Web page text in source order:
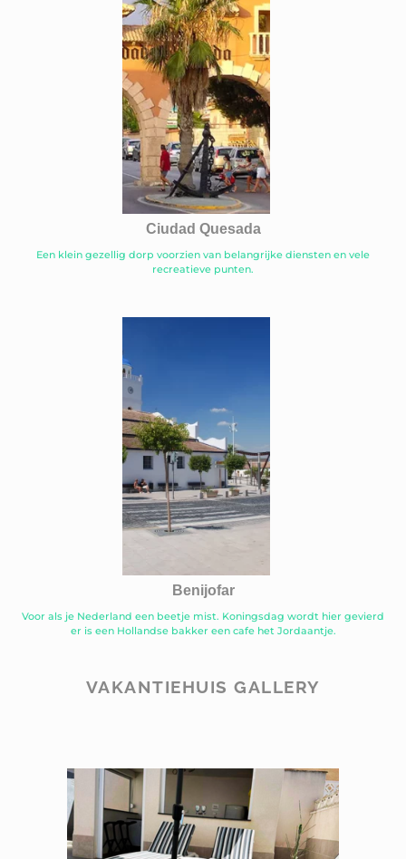
Ciudad Quesada
Een klein gezellig dorp voorzien van belangrijke diensten en vele
recreatieve punten.
Benijofar
Voor als je Nederland een beetje mist. Koningsdag wordt hier gevierd
er is een Hollandse bakker een cafe het Jordaantje.
VAKANTIEHUIS GALLERY